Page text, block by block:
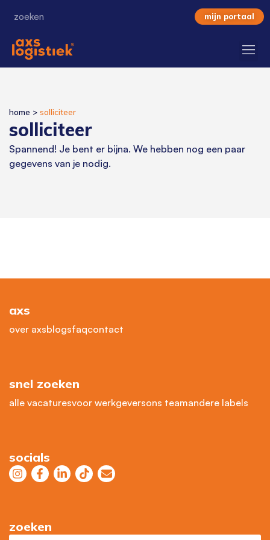
mijn portaal
home > solliciteer
solliciteer
Spannend! Je bent er bijna. We hebben nog een paar
gegevens van je nodig.
axs
over axsblogsfaqcontact
snel zoeken
alle vacaturesvoor werkgeversons teamandere labels
socials
zoeken